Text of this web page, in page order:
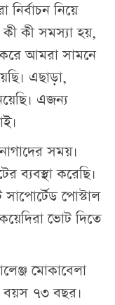
নিয়ে
কী সমস্যা হয়,
আমরা সামনে
এছাড়া,
এজন্য
সময়।
ব্যবস্থা করেছি।
পোস্টাল
ভোট দিতে
মোকাবেলা
বয়স ৭৩ বছর।